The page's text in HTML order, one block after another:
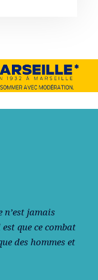
jamais
que ce combat
des hommes et